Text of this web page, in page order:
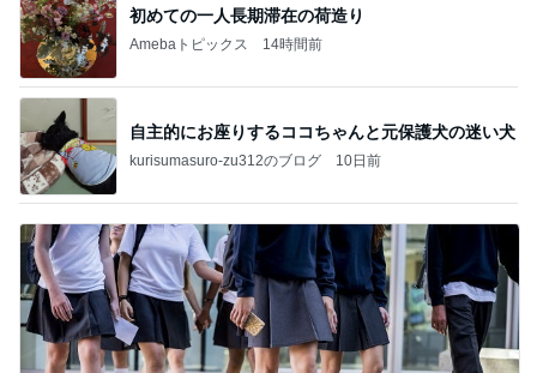
初めての一人長期滞在の荷造り
Amebaトピックス 14時間前
自主的にお座りするココちゃんと元保護犬の迷い犬
kurisumasuro-zu312のブログ 10日前